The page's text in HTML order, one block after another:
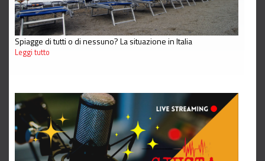
Spiagge di tutti o di nessuno? La situazione in Italia
Leggi tutto